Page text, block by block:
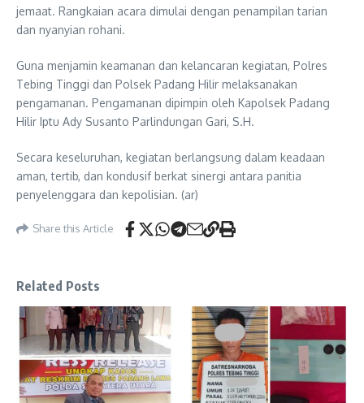
jemaat. Rangkaian acara dimulai dengan penampilan tarian
dan nyanyian rohani.
Guna menjamin keamanan dan kelancaran kegiatan, Polres
Tebing Tinggi dan Polsek Padang Hilir melaksanakan
pengamanan. Pengamanan dipimpin oleh Kapolsek Padang
Hilir Iptu Ady Susanto Parlindungan Gari, S.H.
Secara keseluruhan, kegiatan berlangsung dalam keadaan
aman, tertib, dan kondusif berkat sinergi antara panitia
penyelenggara dan kepolisian. (ar)
Share this Article
Related Posts